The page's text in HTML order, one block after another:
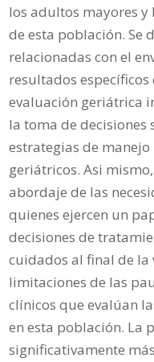
los adultos mayores
de esta población. Se
relacionadas con el
resultados específicos
evaluación geriátrica
la toma de
estrategias de
geriátricos. Asi
abordaje de las
quienes ejercen un
decisiones de
cuidados al final de la
limitaciones de las
clínicos que evalúan
en esta población. La
significativamente